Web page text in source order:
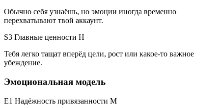
Обычно себя узнаёшь, но эмоции иногда временно
перехватывают твой аккаунт.
S3 Главные ценности H
Тебя легко тащат вперёд цели, рост или какое-то важное
убеждение.
Эмоциональная модель
E1 Надёжность привязанности M